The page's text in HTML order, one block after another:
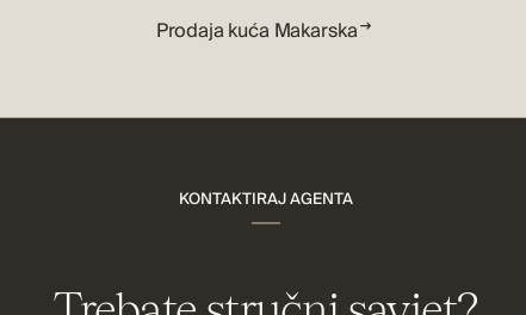
Prodaja kuća Makarska
KONTAKTIRAJ AGENTA